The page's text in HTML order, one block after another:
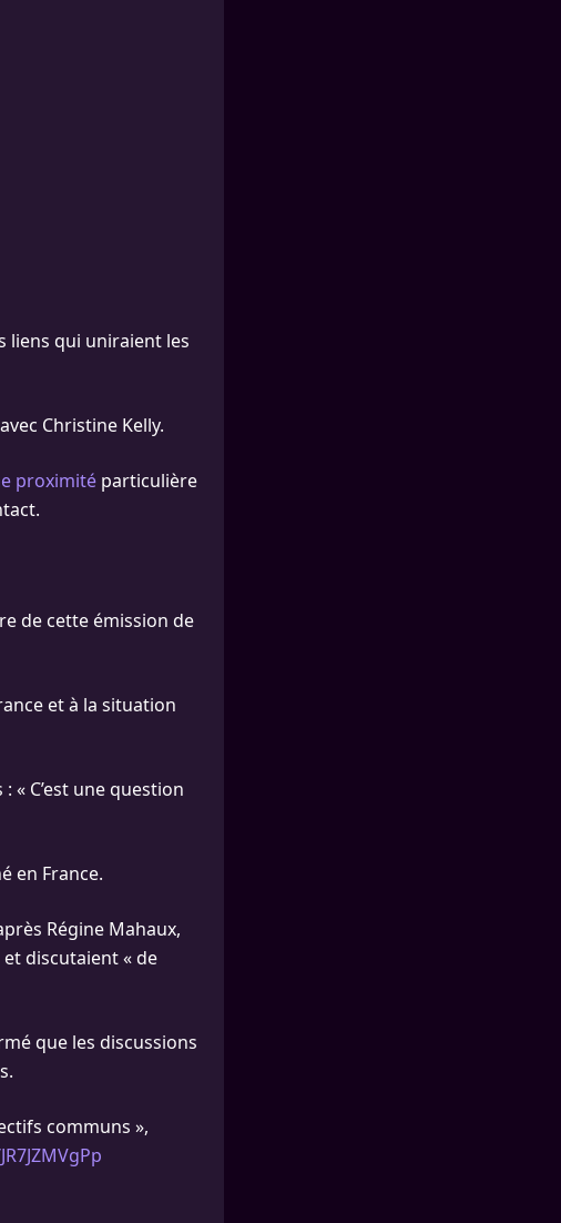
liens qui uniraient les
Christine Kelly.
proximité particulière
de cette émission de
et à la situation
C’est une question
en France.
Régine Mahaux,
discutaient « de
que les discussions
communs »,